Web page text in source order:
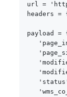
url =
headers
payload =